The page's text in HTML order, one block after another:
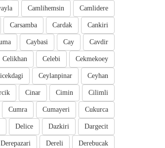
Camlidere
Camlihemsin
Cankiri
Cardak
Carsamba
Cavdir
Cay
Caybasi
Cekmekoey
Celebi
Celikhan
Ceyhan
Ceylanpinar
Cilimli
Cimin
Cinar
Cukurca
Cumayeri
Cumra
Dargecit
Dazkiri
Delice
Derebucak
Dereli
Derepazari